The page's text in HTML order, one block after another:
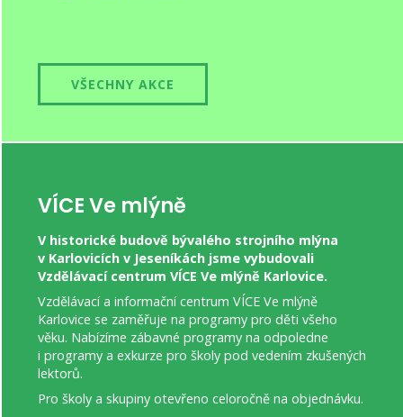
VŠECHNY AKCE
VÍCE Ve mlýně
V historické budově bývalého strojního mlýna
v Karlovicích v Jeseníkách jsme vybudovali
Vzdělávací centrum VÍCE Ve mlýně Karlovice.
Vzdělávací a informační centrum VÍCE Ve mlýně
Karlovice se zaměřuje na programy pro děti všeho
věku. Nabízíme zábavné programy na odpoledne
i programy a exkurze pro školy pod vedením zkušených
lektorů.
Pro školy a skupiny otevřeno celoročně na objednávku.